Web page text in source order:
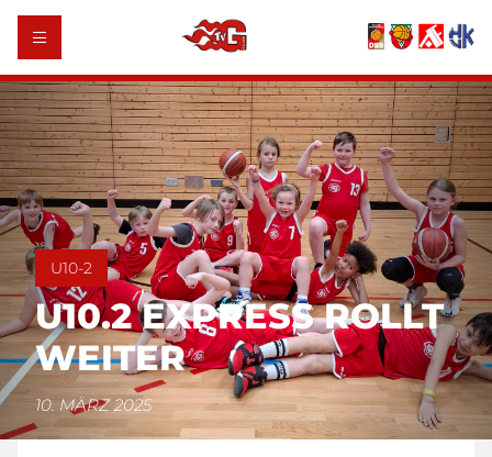
U10-2
U10.2 EXPRESS ROLLT
WEITER
10. MÄRZ 2025